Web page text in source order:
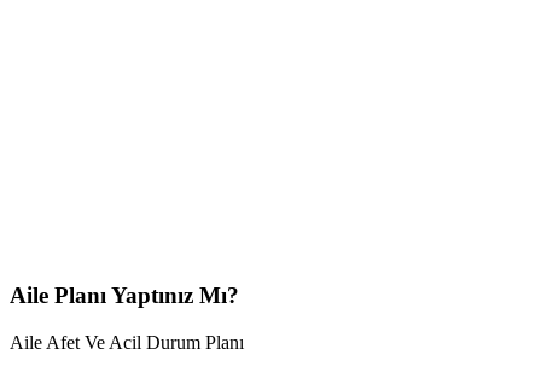
Aile Planı Yaptınız Mı?
Aile Afet Ve Acil Durum Planı